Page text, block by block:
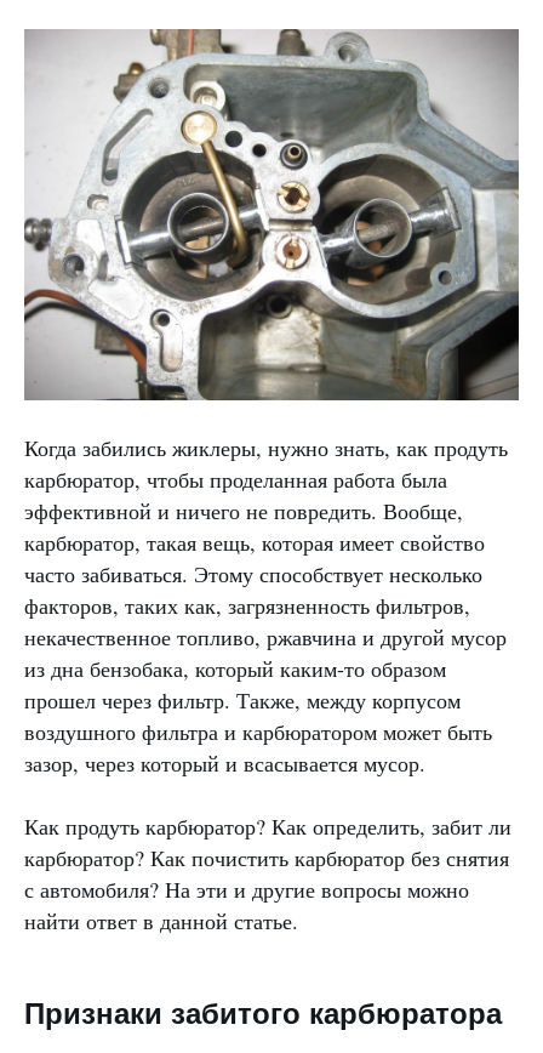
Когда забились жиклеры, нужно знать, как продуть
карбюратор, чтобы проделанная работа была
эффективной и ничего не повредить. Вообще,
карбюратор, такая вещь, которая имеет свойство
часто забиваться. Этому способствует несколько
факторов, таких как, загрязненность фильтров,
некачественное топливо, ржавчина и другой мусор
из дна бензобака, который каким-то образом
прошел через фильтр. Также, между корпусом
воздушного фильтра и карбюратором может быть
зазор, через который и всасывается мусор.
Как продуть карбюратор? Как определить, забит ли
карбюратор? Как почистить карбюратор без снятия
с автомобиля? На эти и другие вопросы можно
найти ответ в данной статье.
Признаки забитого карбюратора